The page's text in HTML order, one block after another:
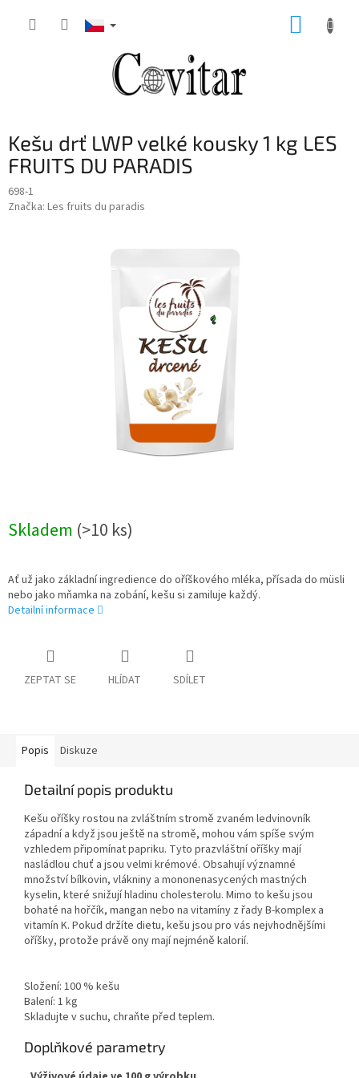
Kešu drť LWP velké kousky 1 kg LES
FRUITS DU PARADIS
698-1
Značka: Les fruits du paradis
Skladem (>10 ks)
Ať už jako základní ingredience do oříškového mléka, přísada do müsli
nebo jako mňamka na zobání, kešu si zamiluje každý.
Detailní informace
ZEPTAT SE HLÍDAT SDÍLET
Popis Diskuze
Detailní popis produktu
Kešu oříšky rostou na zvláštním stromě zvaném ledvinovník
západní a když jsou ještě na stromě, mohou vám spíše svým
vzhledem připomínat papriku. Tyto prazvláštní oříšky mají
nasládlou chuť a jsou velmi krémové. Obsahují významné
množství bílkovin, vlákniny a mononenasycených mastných
kyselin, které snižují hladinu cholesterolu. Mimo to kešu jsou
bohaté na hořčík, mangan nebo na vitamíny z řady B-komplex a
vitamín K. Pokud držíte dietu, kešu jsou pro vás nejvhodnějšími
oříšky, protože právě ony mají nejméně kalorií.
Složení: 100 % kešu
Balení: 1 kg
Skladujte v suchu, chraňte před teplem.
Doplňkové parametry